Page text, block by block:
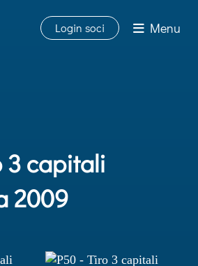
Login soci Menu
3 capitali
2009